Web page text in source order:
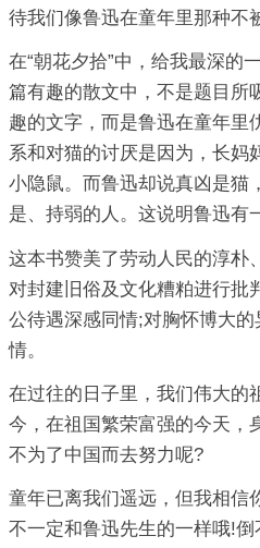
待我们像鲁迅在童年里那种不
在“朝花夕拾”中，给我最深的
篇有趣的散文中，不是题目所
趣的文字，而是鲁迅在童年里
系和对猫的讨厌是因为，长妈
小隐鼠。而鲁迅却说真凶是猫
是、持弱的人。这说明鲁迅有
这本书赞美了劳动人民的淳朴
对封建旧俗及文化糟粕进行批
公待遇深感同情;对胸怀博大
情。
在过往的日子里，我们伟大的
今，在祖国繁荣富强的今天，
不为了中国而去努力呢?
童年已离我们遥远，但我相信
不一定和鲁迅先生的一样哦!